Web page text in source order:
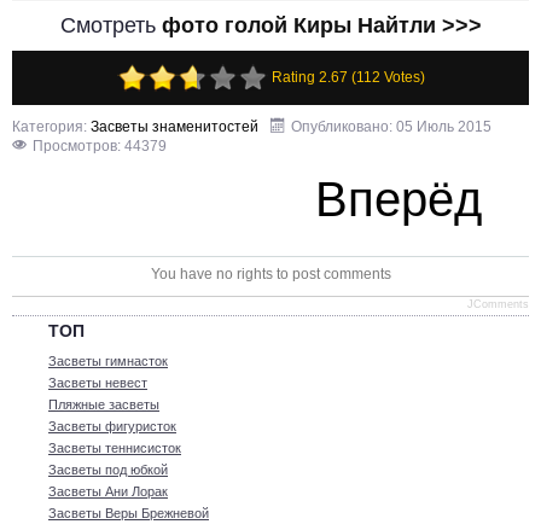
Смотреть фото голой Киры Найтли >>>
Rating 2.67 (112 Votes)
Категория: Засветы знаменитостей
Опубликовано: 05 Июль 2015
Просмотров: 44379
Вперёд
You have no rights to post comments
JComments
ТОП
Засветы гимнасток
Засветы невест
Пляжные засветы
Засветы фигуристок
Засветы теннисисток
Засветы под юбкой
Засветы Ани Лорак
Засветы Веры Брежневой